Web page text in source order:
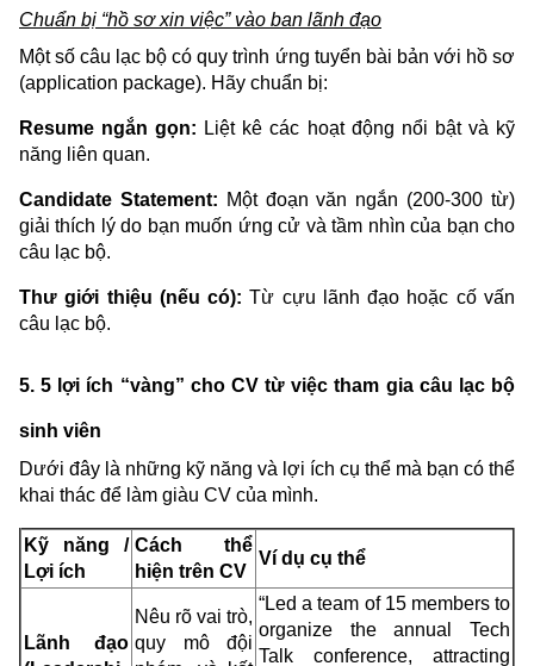
Chuẩn bị “hồ sơ xin việc” vào ban lãnh đạo
Một số câu lạc bộ có quy trình ứng tuyển bài bản với hồ sơ
(application package). Hãy chuẩn bị:
Resume ngắn gọn: Liệt kê các hoạt động nổi bật và kỹ
năng liên quan.
Candidate Statement: Một đoạn văn ngắn (200-300 từ)
giải thích lý do bạn muốn ứng cử và tầm nhìn của bạn cho
câu lạc bộ.
Thư giới thiệu (nếu có): Từ cựu lãnh đạo hoặc cố vấn
câu lạc bộ.
5. 5 lợi ích “vàng” cho CV từ việc tham gia câu lạc bộ
sinh viên
Dưới đây là những kỹ năng và lợi ích cụ thể mà bạn có thể
khai thác để làm giàu CV của mình.
Kỹ năng /
Lợi ích
Cách thể
hiện trên CV
Ví dụ cụ thể
Lãnh đạo
Nêu rõ vai trò,
quy mô đội
“Led a team of 15 members to
organize the annual Tech
Talk conference, attracting